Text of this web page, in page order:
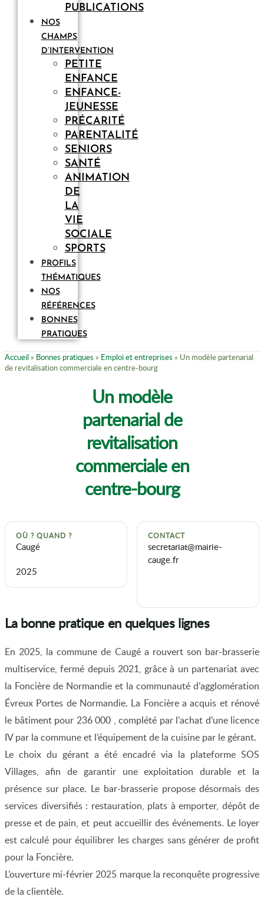
PUBLICATIONS
NOS
CHAMPS
D’INTERVENTION
PETITE
ENFANCE
ENFANCE-
JEUNESSE
PRÉCARITÉ
PARENTALITÉ
SENIORS
SANTÉ
ANIMATION
DE
LA
VIE
SOCIALE
SPORTS
PROFILS
THÉMATIQUES
NOS
RÉFÉRENCES
BONNES
PRATIQUES
Accueil » Bonnes pratiques » Emploi et entreprises » Un modèle partenarial
de revitalisation commerciale en centre-bourg
Un modèle
partenarial de
revitalisation
commerciale en
centre-bourg
OÙ ? QUAND ?
Caugé
2025
CONTACT
secretariat@mairie-
cauge.fr
La bonne pratique en quelques lignes
En 2025, la commune de Caugé a rouvert son bar-brasserie
multiservice, fermé depuis 2021, grâce à un partenariat avec
la Foncière de Normandie et la communauté d’agglomération
Évreux Portes de Normandie. La Foncière a acquis et rénové
le bâtiment pour 236 000 , complété par l’achat d’une licence
IV par la commune et l’équipement de la cuisine par le gérant.
Le choix du gérant a été encadré via la plateforme SOS
Villages, afin de garantir une exploitation durable et la
présence sur place. Le bar-brasserie propose désormais des
services diversifiés : restauration, plats à emporter, dépôt de
presse et de pain, et peut accueillir des événements. Le loyer
est calculé pour équilibrer les charges sans générer de profit
pour la Foncière.
L’ouverture mi-février 2025 marque la reconquête progressive
de la clientèle.